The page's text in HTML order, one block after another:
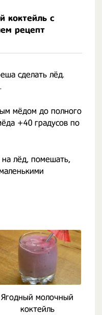
коктейль с
рецепт
сделать лёд.
мёдом до полного
+40 градусов по
лёд, помешать,
Ягодный молочный
коктейль